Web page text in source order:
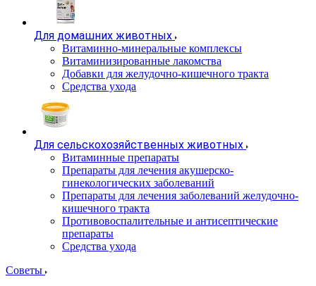
Для домашних животных
Витаминно-минеральные комплексы
Витаминизированные лакомства
Добавки для желудочно-кишечного тракта
Средства ухода
Для сельскохозяйственных животных
Витаминные препараты
Препараты для лечения акушерско-
гинекологических заболеваний
Препараты для лечения заболеваний желудочно-
кишечного тракта
Противовоспалительные и антисептические
препараты
Средства ухода
Советы